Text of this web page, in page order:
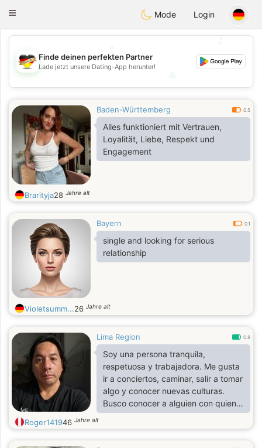
DeutschDating
Toggle
Mode Login
💖
💕
Finde deinen perfekten Partner
Lade jetzt unsere Dating-App herunter!
Baden-Württemberg 0.5
Alles funktioniert mit Vertrauen,
Loyalität, Liebe, Respekt und
Engagement
Brarityja28 Jahre alt
Bayern 0.1
single and looking for serious
relationship
Violetsumm...26 Jahre alt
Lima Region 0.8
Soy una persona tranquila,
respetuosa y trabajadora. Me gusta
ir a conciertos, caminar, salir a tomar
algo y conocer nuevas culturas.
Busco conocer a alguien con quien
compartir buenos momentos y una
conexión genuina.
Roger141946 Jahre alt